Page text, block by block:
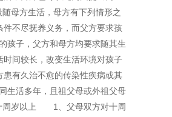
方生活，母方有下列情形之
不尽抚养义务，而父方要求孩
子，父方和母方均要求随其生
间较长，改变生活环境对孩子
有久治不愈的传染性疾病或其
活多年，且祖父母或外祖父母
周岁以上 1、父母双方对十周